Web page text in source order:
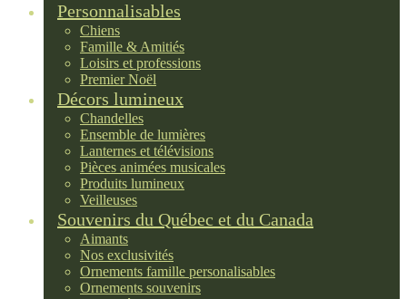
Personnalisables
Chiens
Famille & Amitiés
Loisirs et professions
Premier Noël
Décors lumineux
Chandelles
Ensemble de lumières
Lanternes et télévisions
Pièces animées musicales
Produits lumineux
Veilleuses
Souvenirs du Québec et du Canada
Aimants
Nos exclusivités
Ornements famille personalisables
Ornements souvenirs